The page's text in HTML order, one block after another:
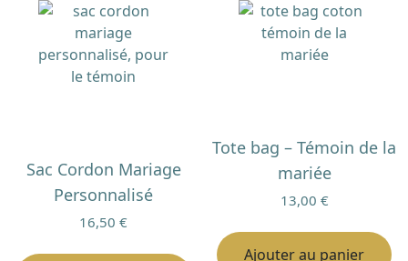
Sac Cordon Mariage
Personnalisé
16,50€
Tote bag – Témoin de la
mariée
13,00 €
Ajouter au panier